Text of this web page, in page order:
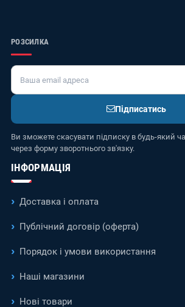
РОЗСИЛКА
Підписатись
Ви зможете скасувати підписку в будь-який
через форму зворотнього зв'язку.
ІНФОРМАЦІЯ
Доставка і оплата
Публічний договір (оферта)
Порядок і умови використання
Наші магазини
Нові товари